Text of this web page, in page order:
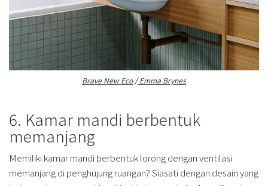
Brave New Eco/Emma Brynes
6. Kamar mandi berbentuk
memanjang
Memiliki kamar mandi berbentuk lorong dengan ventilasi
memanjang di penghujung ruangan? Siasati dengan desain yang